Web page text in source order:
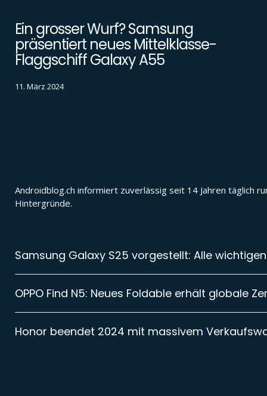
Ein grosser Wurf? Samsung
präsentiert neues Mittelklasse-
Flaggschiff Galaxy A55
11. März 2024
Androidblog.ch informiert zuverlässig seit 14 Jahren täglich
Hintergründe.
Samsung Galaxy S25 vorgestellt: Alle
OPPO Find N5: Neues Foldable erhält globale
Honor beendet 2024 mit massivem